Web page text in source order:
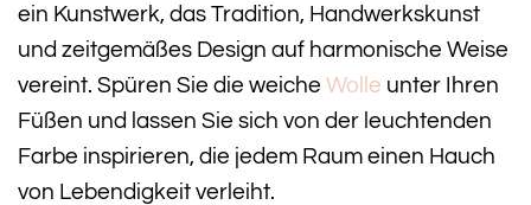
ein Kunstwerk, das Tradition, Handwerkskunst
und zeitgemäßes Design auf harmonische Weise
vereint. Spüren Sie die weiche Wolle unter Ihren
Füßen und lassen Sie sich von der leuchtenden
Farbe inspirieren, die jedem Raum einen Hauch
von Lebendigkeit verleiht.